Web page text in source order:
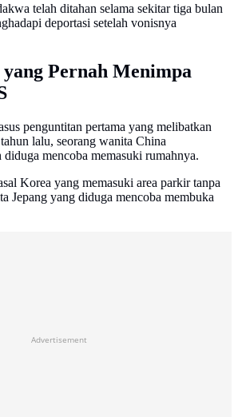
telah ditahan selama sekitar tiga bulan
deportasi setelah vonisnya
yang Pernah Menimpa
penguntitan pertama yang melibatkan
lalu, seorang wanita China
diduga mencoba memasuki rumahnya.
Korea yang memasuki area parkir tanpa
Jepang yang diduga mencoba membuka
Advertisement